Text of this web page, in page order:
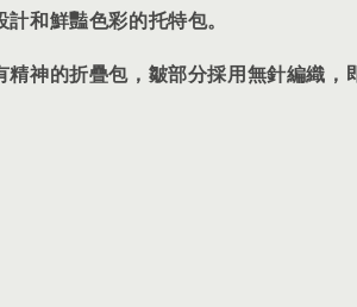
和鮮豔色彩的托特包。
精神的折疊包 ， 皺部分採用無針編織，